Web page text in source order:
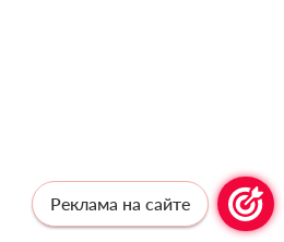
Реклама на сайте